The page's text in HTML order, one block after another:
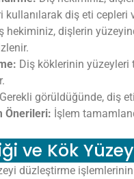
diş eti cepleri
hekiminiz, dişlerin
Diş köklerinin yüzeyleri
Gerekli görüldüğünde, diş
Önerileri: İşlem
ve Kök
düzleştirme